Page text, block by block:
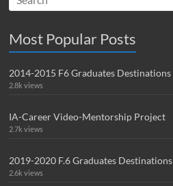
Most Popular Posts
2014-2015 F6 Graduates Destinations
2.8k views
IA-Career Video-Mentorship Project
2.7k views
2019-2020 F.6 Graduates Destinations
2.6k views